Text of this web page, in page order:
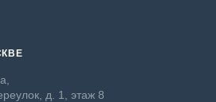
д. 1, этаж 8